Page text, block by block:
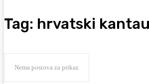
Tag: hrvatski
Nema postova za prikaz